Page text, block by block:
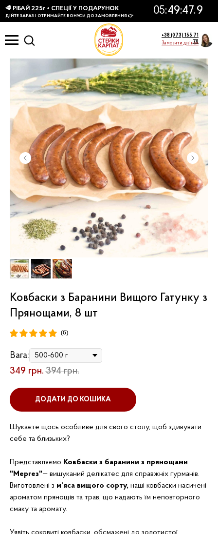
+38 (073) 155 71
70
Замовити дзвінок
Ковбаски з Баранини Вищого Гатунку з
Прянощами, 8 шт
(6)
Вага:
349 грн. 394 грн.
ДОДАТИ ДО КОШИКА
Шукаєте щось особливе для свого столу, щоб здивувати
себе та близьких?
Представляємо Ковбаски з баранини з прянощами
"Мергез"— вишуканий делікатес для справжніх гурманів.
Виготовлені з м’яса вищого сорту, наші ковбаски насичені
ароматом прянощів та трав, що надають їм неповторного
смаку та аромату.